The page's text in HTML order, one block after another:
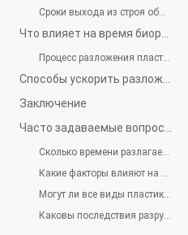
Сроки выхода из строя обычных пластиковых предметов
Процесс разложения пластика
Заключение
Сколько времени разлагается пластик?
Какие факторы влияют на распад пластика?
Могут ли все виды пластика разлагаться с одинаковой скоростью?
Каковы последствия разрушения пластика для окружающей среды?